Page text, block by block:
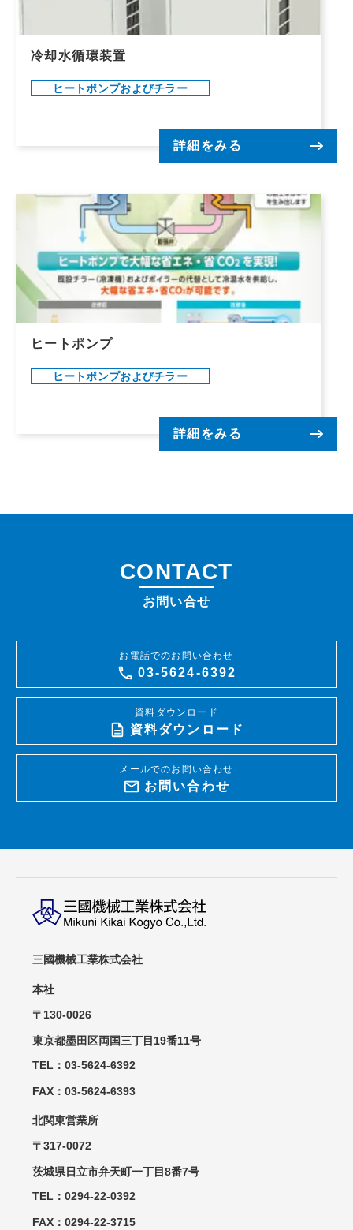
冷却水循環装置
ヒートポンプおよびチラー
詳細をみる
ヒートポンプ
ヒートポンプおよびチラー
詳細をみる
CONTACT
お問い合せ
お電話でのお問い合わせ
03-5624-6392
資料ダウンロード
資料ダウンロード
メールでのお問い合わせ
お問い合わせ
三國機械工業株式会社
本社
〒130-0026
東京都墨田区両国三丁目19番11号
TEL：03-5624-6392
FAX：03-5624-6393
北関東営業所
〒317-0072
茨城県日立市弁天町一丁目8番7号
TEL：0294-22-0392
FAX：0294-22-3715